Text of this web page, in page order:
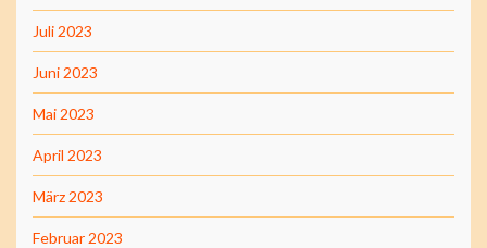
Juli 2023
Juni 2023
Mai 2023
April 2023
März 2023
Februar 2023